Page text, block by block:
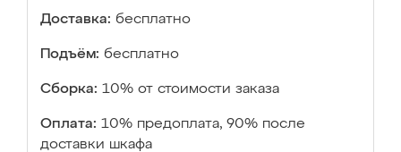
Доставка: бесплатно
Подъём: бесплатно
Сборка: 10% от стоимости заказа
Оплата: 10% предоплата, 90% после
доставки шкафа